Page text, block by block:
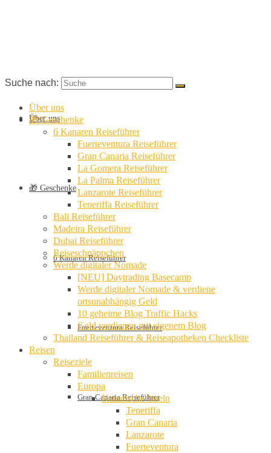
Über uns
🎁 Geschenke
6 Kanaren Reiseführer
Fuerteventura Reiseführer
Gran Canaria Reiseführer
Suche nach:
Über uns
🎁 Geschenke
6 Kanaren Reiseführer
Fuerteventura Reiseführer
Gran Canaria Reiseführer
La Gomera Reiseführer
La Palma Reiseführer
Lanzarote Reiseführer
Teneriffa Reiseführer
Bali Reiseführer
Madeira Reiseführer
Dubai Reiseführer
Reiseschnäppchen
Werde digitaler Nomade
[NEU] Daytrading Basecamp
Werde digitaler Nomade & verdiene
ortsunabhängig Geld
10 geheime Blog Traffic Hacks
Geld verdienen mit eigenem Blog
Thailand Reiseführer & Reiseapotheken Checkliste
Reisen
Reiseziele
Familienreisen
Europa
Kanarische Inseln
Teneriffa
Gran Canaria
Lanzarote
Fuerteventura